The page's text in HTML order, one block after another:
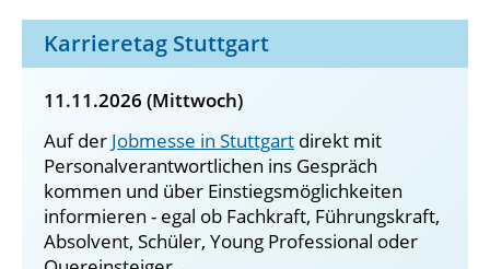
Karrieretag Stuttgart
11.11.2026 (Mittwoch)
Auf der Jobmesse in Stuttgart direkt mit
Personalverantwortlichen ins Gespräch
kommen und über Einstiegsmöglichkeiten
informieren - egal ob Fachkraft, Führungskraft,
Absolvent, Schüler, Young Professional oder